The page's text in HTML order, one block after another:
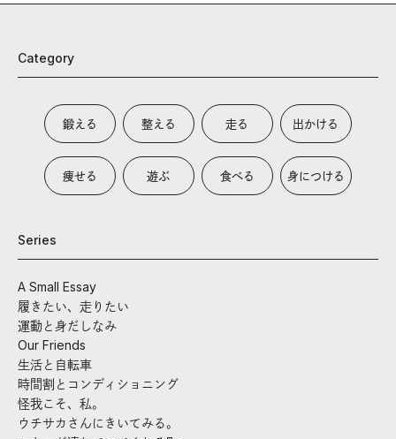
Category
鍛える 整える 走る 出かける
痩せる 遊ぶ 食べる 身につける
Series
A Small Essay
履きたい、走りたい
運動と身だしなみ
Our Friends
生活と自転車
時間割とコンディショニング
怪我こそ、私。
ウチサカさんにきいてみる。